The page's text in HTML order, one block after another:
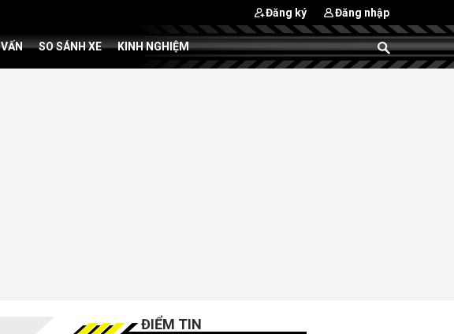
Đăng ký Đăng nhập
SO SÁNH XE KINH NGHIỆM
ĐIỂM TIN